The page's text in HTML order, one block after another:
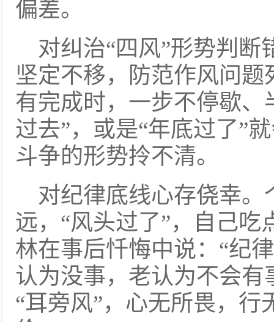
偏差。
对纠治“四风”形势判
坚定不移，防范作风问
有完成时，一步不停歇、
过去”，或是“年底过了”
斗争的形势拎不清。
对纪律底线心存侥幸
远，“风头过了”，自己
林在事后忏悔中说：“纪
认为没事，老认为不会有
“耳旁风”，心无所畏，